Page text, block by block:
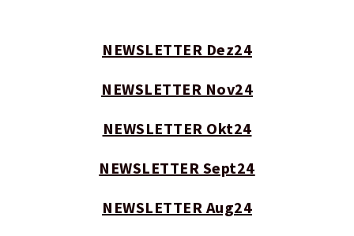
NEWSLETTER Dez24
NEWSLETTER Nov24
NEWSLETTER Okt24
NEWSLETTER Sept24
NEWSLETTER Aug24